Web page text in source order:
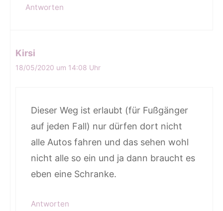
Antworten
Kirsi
18/05/2020 um 14:08 Uhr
Dieser Weg ist erlaubt (für Fußgänger
auf jeden Fall) nur dürfen dort nicht
alle Autos fahren und das sehen wohl
nicht alle so ein und ja dann braucht es
eben eine Schranke.
Antworten